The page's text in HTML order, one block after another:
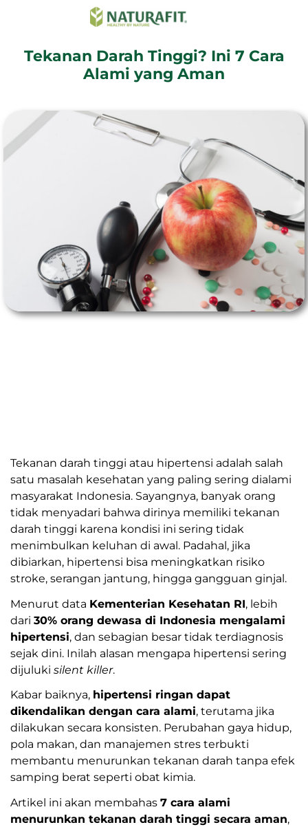
Tekanan Darah Tinggi? Ini 7 Cara
Alami yang Aman
Tekanan darah tinggi atau hipertensi adalah salah
satu masalah kesehatan yang paling sering dialami
masyarakat Indonesia. Sayangnya, banyak orang
tidak menyadari bahwa dirinya memiliki tekanan
darah tinggi karena kondisi ini sering tidak
menimbulkan keluhan di awal. Padahal, jika
dibiarkan, hipertensi bisa meningkatkan risiko
stroke, serangan jantung, hingga gangguan ginjal.
Menurut data Kementerian Kesehatan RI, lebih
dari 30% orang dewasa di Indonesia mengalami
hipertensi, dan sebagian besar tidak terdiagnosis
sejak dini. Inilah alasan mengapa hipertensi sering
dijuluki silent killer.
Kabar baiknya, hipertensi ringan dapat
dikendalikan dengan cara alami, terutama jika
dilakukan secara konsisten. Perubahan gaya hidup,
pola makan, dan manajemen stres terbukti
membantu menurunkan tekanan darah tanpa efek
samping berat seperti obat kimia.
Artikel ini akan membahas 7 cara alami
menurunkan tekanan darah tinggi secara aman,